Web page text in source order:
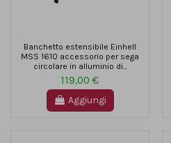
Banchetto estensibile Einhell
MSS 1610 accessorio per sega
circolare in alluminio di...
119,00 €
Aggiungi